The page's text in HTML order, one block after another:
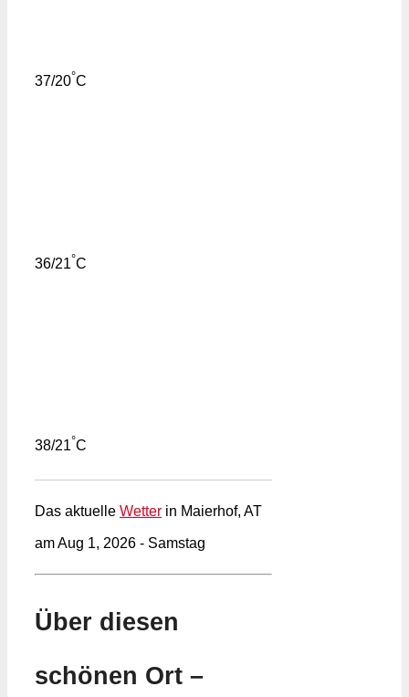
37/20°C
36/21°C
38/21°C
Das aktuelle Wetter in Maierhof, AT
am Aug 1, 2026 - Samstag
Über diesen
schönen Ort –